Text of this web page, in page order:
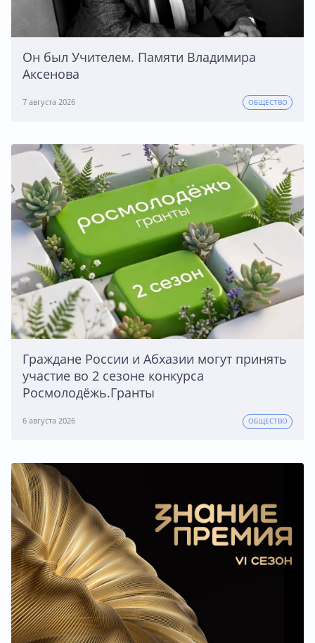
Он был Учителем. Памяти Владимира
Аксенова
7 августа 2026 ОБЩЕСТВО
Граждане России и Абхазии могут принять
участие во 2 сезоне конкурса
Росмолодёжь.Гранты
6 августа 2026 ОБЩЕСТВО